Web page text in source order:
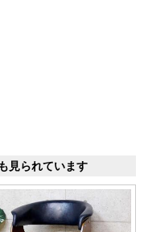
見られています